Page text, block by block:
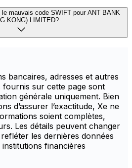
mauvais code SWIFT pour ANT BANK
KONG) LIMITED?
bancaires, adresses et autres
sur cette page sont
générale uniquement. Bien
d’assurer l’exactitude, Xe ne
soient complètes,
Les détails peuvent changer
les dernières données
financières